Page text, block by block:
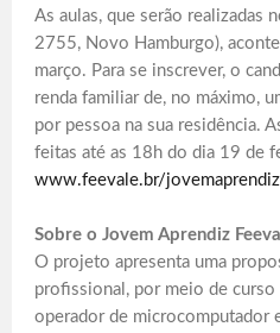
As aulas, que serão realizadas
2755, Novo Hamburgo),
março. Para se inscrever, o
renda familiar de, no máximo,
por pessoa na sua residência.
feitas até as 18h do dia 19 de
www.feevale.br/jovemaprendiz
Sobre o Jovem Aprendiz
O projeto apresenta uma
profissional, por meio de curso
operador de microcomputador